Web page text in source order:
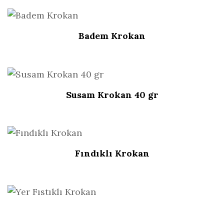
Badem Krokan
Susam Krokan 40 gr
Fındıklı Krokan